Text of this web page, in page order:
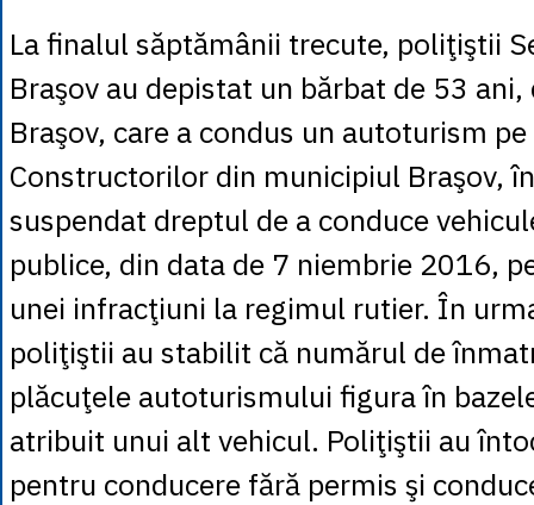
1 NOK= 0.4191
= 2.6097
1 PLN= 1.1646
= 0.0425
1 RUB= 0.0530
= 0.4526
1 TRY= 0.1141
= 0.1048
1 XDR = 5.9383
1 ZAR = 0.2318
La finalul săptămânii trecute, poliţiştii
Braşov au depistat un bărbat de 53
Braşov, care a condus un autoturism
Constructorilor din municipiul Braşov,
suspendat dreptul de a conduce
publice, din data de 7 niembrie 2016,
unei infracţiuni la regimul rutier. În
poliţiştii au stabilit că numărul de
plăcuţele autoturismului figura în
atribuit unui alt vehicul. Poliţiştii au
pentru conducere fără permis şi